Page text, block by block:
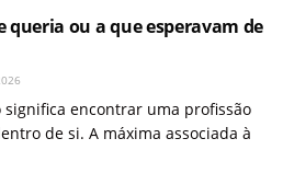
queria ou a que esperavam de
significa encontrar uma profissão
de si. A máxima associada à